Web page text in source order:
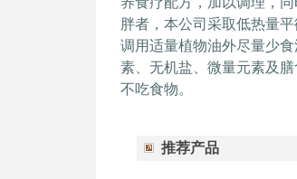
胖者，本公司采取低热量
调用适量植物油外尽量少
素、无机盐、微量元素及
不吃食物。
推荐产品